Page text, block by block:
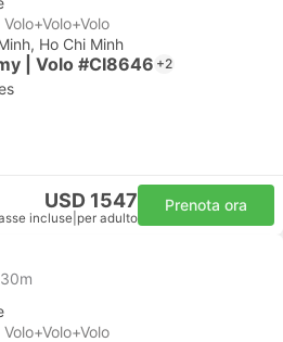
Ho Chi Minh
| Volo #CI8646 +2
USD 1547
incluse per adulto
Prenota ora